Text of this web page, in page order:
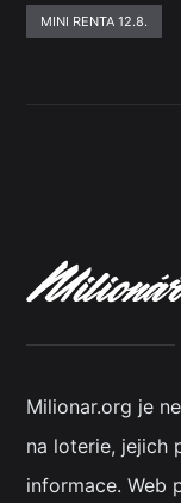
MINI RENTA 12.8.
Milionar.org je
na loterie, jejich
informace. Web